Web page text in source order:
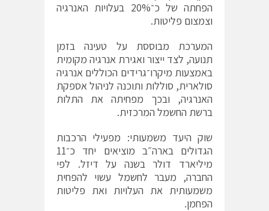
הפחתה של כ־20% בעלויות האנרגיה
וצמצום פליטות.
המערכת מבוססת על טעינה בזמן
תנועה, לצד ייצור ואגירת אנרגיה מקומית
באמצעות מיקרו־גרידים הכוללים אנרגיה
סולארית, סוללות ותוכנה לניהול אספקת
האנרגיה, ובכך מפחיתה את התלות
ברשת החשמל המרכזית.
שוק היעד משמעותי: מפעילי הרכבות
הגדולים בארה״ב מוציאים יחד כ־11
מיליארד דולר בשנה על דיזל. לפי
החברה, מעבר לחשמל עשוי להפחית
משמעותית את העלויות ואת פליטות
הפחמן.